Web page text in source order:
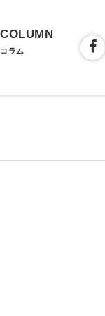
COLUMN
コラム